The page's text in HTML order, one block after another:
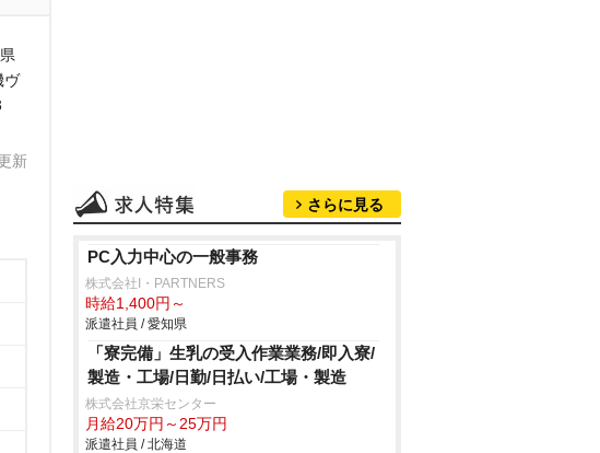
ヴ
新
さらに見る
PC入力中心の一般事務
株式会社I・PARTNERS
時給1,400円～
派遣社員 / 愛知県
「寮完備」生乳の受入作業業務/即入寮/
製造・工場/日勤/日払い/工場・製造
株式会社京栄センター
月給20万円～25万円
派遣社員 / 北海道